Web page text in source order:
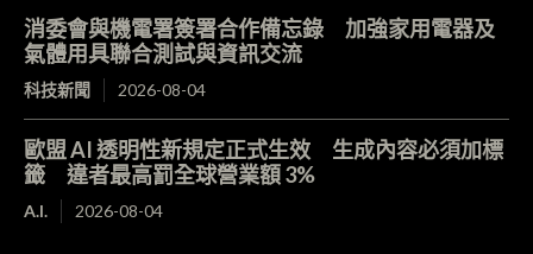
消委會與機電署簽署合作備忘錄 加強家用電器及
氣體用具聯合測試與資訊交流
科技新聞 2026-08-04
歐盟 AI 透明性新規定正式生效 生成內容必須加標
籤 違者最高罰全球營業額 3%
A.I. 2026-08-04